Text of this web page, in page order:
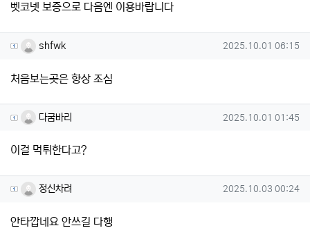
벳코넷 보증으로 다음엔 이용바랍니다
shfwk님의 댓글
shfwk 작성일
2025.10.01 06:15
처음보는곳은 항상 조심
다굼바리님의 댓글
다굼바리 작성일
2025.10.01 01:45
이걸 먹튀한다고?
정신차려님의 댓글
정신차려 작성일
2025.10.03 00:24
안타깝네요 안쓰길 다행